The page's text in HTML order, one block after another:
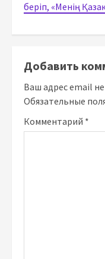
беріп, «Менің
Добавить
Ваш адрес email
Обязательные
Комментарий *